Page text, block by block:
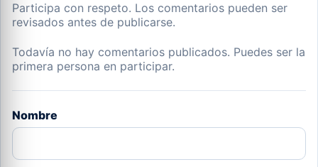
Participa con respeto. Los comentarios pueden ser
revisados antes de publicarse.
Todavía no hay comentarios publicados. Puedes ser la
primera persona en participar.
Nombre